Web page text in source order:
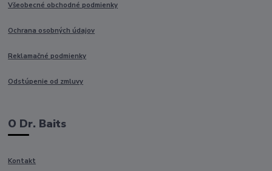
Všeobecné obchodné podmienky
Ochrana osobných údajov
Reklamačné podmienky
Odstúpenie od zmluvy
O Dr. Baits
Kontakt